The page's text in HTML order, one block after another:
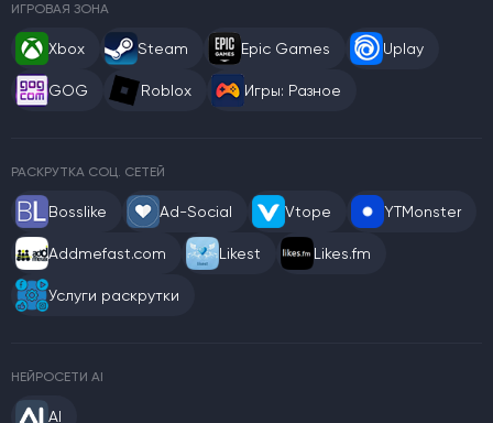
ИГРОВАЯ ЗОНА
Xbox Steam Epic Games Uplay
GOG Roblox Игры: Разное
РАСКРУТКА СОЦ. СЕТЕЙ
Bosslike Ad-Social Vtope YTMonster
Addmefast.com Likest Likes.fm
Услуги раскрутки
НЕЙРОСЕТИ AI
AI